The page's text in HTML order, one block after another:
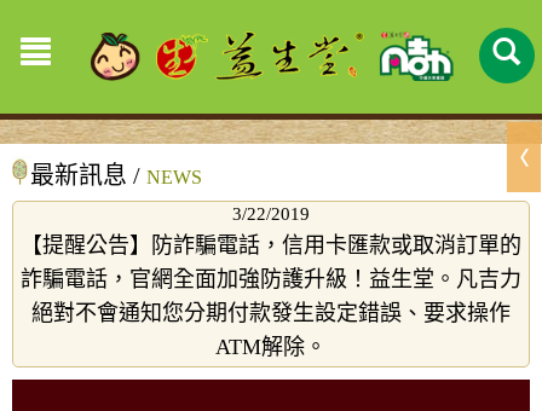
最新訊息 / NEWS
3/22/2019
【提醒公告】防詐騙電話，信用卡匯款或取消訂單的
詐騙電話，官網全面加強防護升級！益生堂。凡吉力
絕對不會通知您分期付款發生設定錯誤、要求操作
ATM解除。